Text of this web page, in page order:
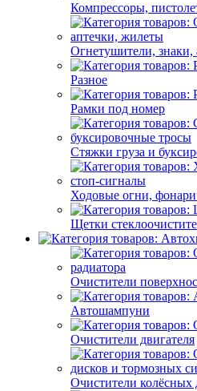
Компрессоры,
Огнетушители,
Разное
Рамки под номер
Стяжки груза и
Ходовые огни,
Щетки
Очистители
Автошампуни
Очистители двигателя
Очистители колёсных